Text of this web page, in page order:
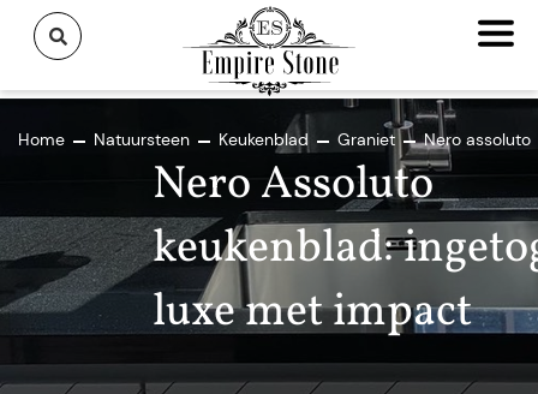
Home Natuursteen Keukenblad Graniet Nero assoluto
Nero Assoluto
keukenblad:
luxe met impact